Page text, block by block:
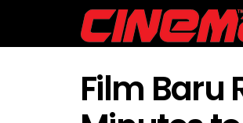
Film Baru